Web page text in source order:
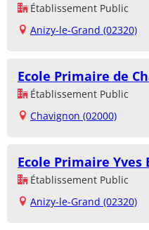
Établissement Public
Anizy-le-Grand (02320)
Ecole Primaire de
Établissement Public
Chavignon (02000)
Ecole Primaire Yves
Établissement Public
Anizy-le-Grand (02320)